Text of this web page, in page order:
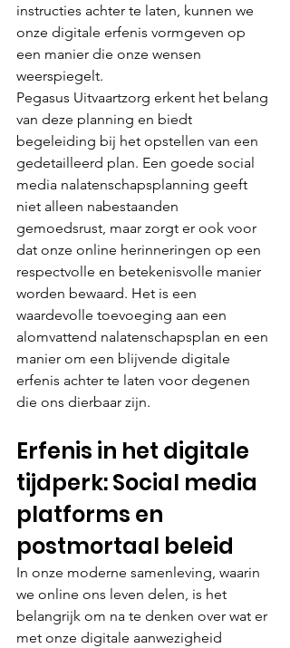
instructies achter te laten, kunnen we
onze digitale erfenis vormgeven op
een manier die onze wensen
weerspiegelt.
Pegasus Uitvaartzorg erkent het belang
van deze planning en biedt
begeleiding bij het opstellen van een
gedetailleerd plan. Een goede social
media nalatenschapsplanning geeft
niet alleen nabestaanden
gemoedsrust, maar zorgt er ook voor
dat onze online herinneringen op een
respectvolle en betekenisvolle manier
worden bewaard. Het is een
waardevolle toevoeging aan een
alomvattend nalatenschapsplan en een
manier om een blijvende digitale
erfenis achter te laten voor degenen
die ons dierbaar zijn.
Erfenis in het digitale
tijdperk: Social media
platforms en
postmortaal beleid
In onze moderne samenleving, waarin
we online ons leven delen, is het
belangrijk om na te denken over wat er
met onze digitale aanwezigheid